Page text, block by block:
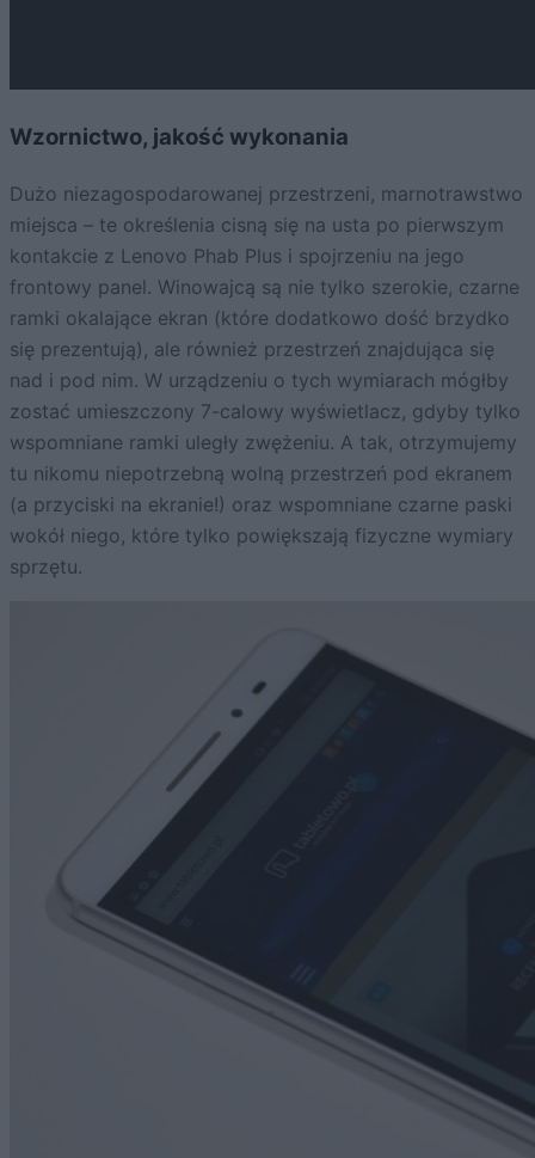
Wzornictwo, jakość wykonania
Dużo niezagospodarowanej przestrzeni, marnotrawstwo
miejsca – te określenia cisną się na usta po pierwszym
kontakcie z Lenovo Phab Plus i spojrzeniu na jego
frontowy panel. Winowajcą są nie tylko szerokie, czarne
ramki okalające ekran (które dodatkowo dość brzydko
się prezentują), ale również przestrzeń znajdująca się
nad i pod nim. W urządzeniu o tych wymiarach mógłby
zostać umieszczony 7-calowy wyświetlacz, gdyby tylko
wspomniane ramki uległy zwężeniu. A tak, otrzymujemy
tu nikomu niepotrzebną wolną przestrzeń pod ekranem
(a przyciski na ekranie!) oraz wspomniane czarne paski
wokół niego, które tylko powiększają fizyczne wymiary
sprzętu.